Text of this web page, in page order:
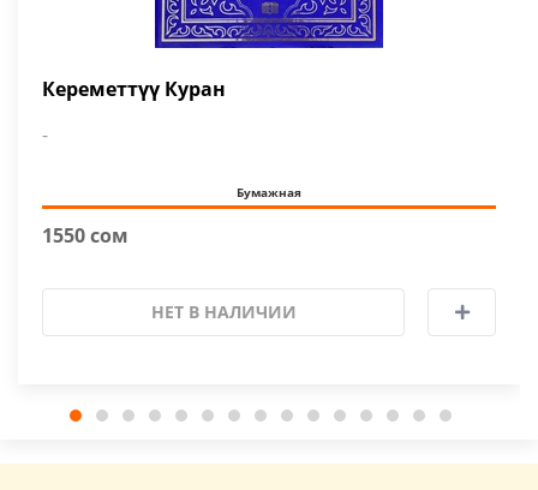
Кереметтүү Куран
-
Бумажная
1550 сом
НЕТ В НАЛИЧИИ